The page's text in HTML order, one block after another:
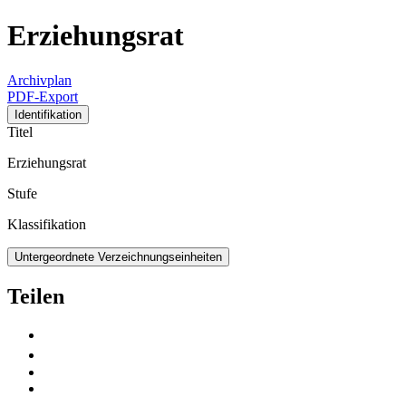
Erziehungsrat
Archivplan
PDF-Export
Identifikation
Titel
Erziehungsrat
Stufe
Klassifikation
Untergeordnete Verzeichnungseinheiten
Teilen